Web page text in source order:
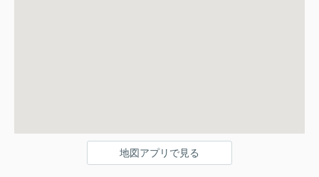
地図アプリで見る